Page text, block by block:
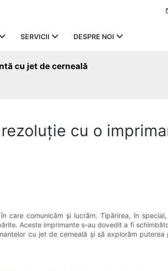
SERVICII DESPRE NOI
cu jet de cerneală
cu o
comunicăm și lucrăm. Tipărirea, în
Aceste imprimante s-au dovedit a fi
cu jet de cerneală și să explorăm